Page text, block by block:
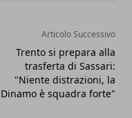
Articolo Successivo
Trento si prepara alla
trasferta di Sassari:
"Niente distrazioni, la
Dinamo è squadra forte"